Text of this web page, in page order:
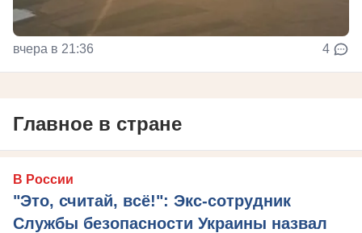
вчера в 21:36 4
Главное в стране
В России
"Это, считай, всё!": Экс-сотрудник
Службы безопасности Украины назвал